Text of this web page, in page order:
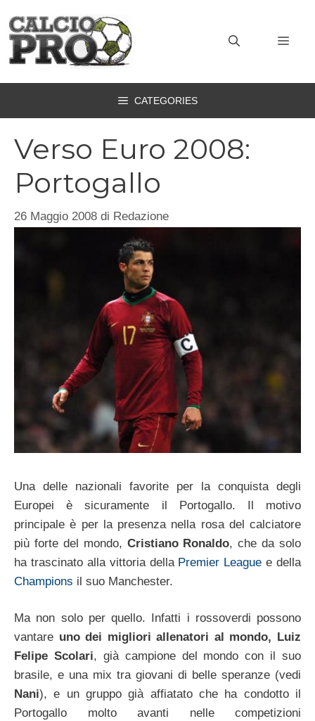
contenuto
CATEGORIES
Verso Euro 2008:
Portogallo
26 Maggio 2008 di Redazione
Una delle nazionali favorite per la conquista degli
Europei è sicuramente il Portogallo. Il motivo
principale è per la presenza nella rosa del calciatore
più forte del mondo, Cristiano Ronaldo, che da solo
ha trascinato alla vittoria della Premier League e della
Champions il suo Manchester.
Ma non solo per quello. Infatti i rossoverdi possono
vantare uno dei migliori allenatori al mondo, Luiz
Felipe Scolari, già campione del mondo con il suo
brasile, e una mix tra giovani di belle speranze (vedi
Nani), e un gruppo già affiatato che ha condotto il
Portogallo molto avanti nelle competizioni